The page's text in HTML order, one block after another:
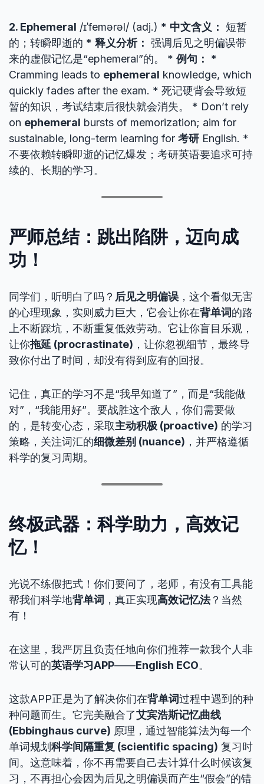
2. Ephemeral /ɪˈfemərəl/ (adj.) * 中文含义： 短暂
的；转瞬即逝的 * 释义分析： 强调后见之明偏误带
来的虚假记忆是“ephemeral”的。 * 例句：
*
Cramming leads to ephemeral knowledge, which
quickly fades after the exam. * 死记硬背会导致短
暂的知识，考试结束后很快就会消失。 * Don’t rely
on ephemeral bursts of memorization; aim for
sustainable, long-term learning for 考研 English. *
不要依赖转瞬即逝的记忆爆发；考研英语要追求可持
续的、长期的学习。
严师总结：跳出陷阱，迈向成
功！
同学们，听明白了吗？ 后见之明偏误 ，这个看似无害
的心理现象，实则威力巨大，它会让你在背单词的路
上不断踩坑，不断重复低效劳动。它让你盲目乐观，
让你拖延 (procrastinate) ，让你忽视细节，最终导
致你付出了时间，却没有得到应有的回报。
记住，真正的学习不是“我早知道了”，而是“我能做
对”，“我能用好”。要战胜这个敌人，你们需要做
的，是转变心态，采取主动积极 (proactive) 的学习
策略，关注词汇的细微差别 (nuance) ，并严格遵循
科学的复习周期。
终极武器：科学助力，高效记
忆！
光说不练假把式！你们要问了，老师，有没有工具能
帮我们科学地背单词 ，真正实现高效记忆法？当然
有！
在这里，我严厉且负责任地向你们推荐一款我个人非
常认可的英语学习APP——English ECO。
这款APP正是为了解决你们在背单词过程中遇到的种
种问题而生。它完美融合了艾宾浩斯记忆曲线
(Ebbinghaus curve) 原理，通过智能算法为每一个
单词规划科学间隔重复 (scientific spacing) 复习时
间。这意味着，你不再需要自己去计算什么时候该复
习，不再担心会因为后见之明偏误而产生“假会”的错